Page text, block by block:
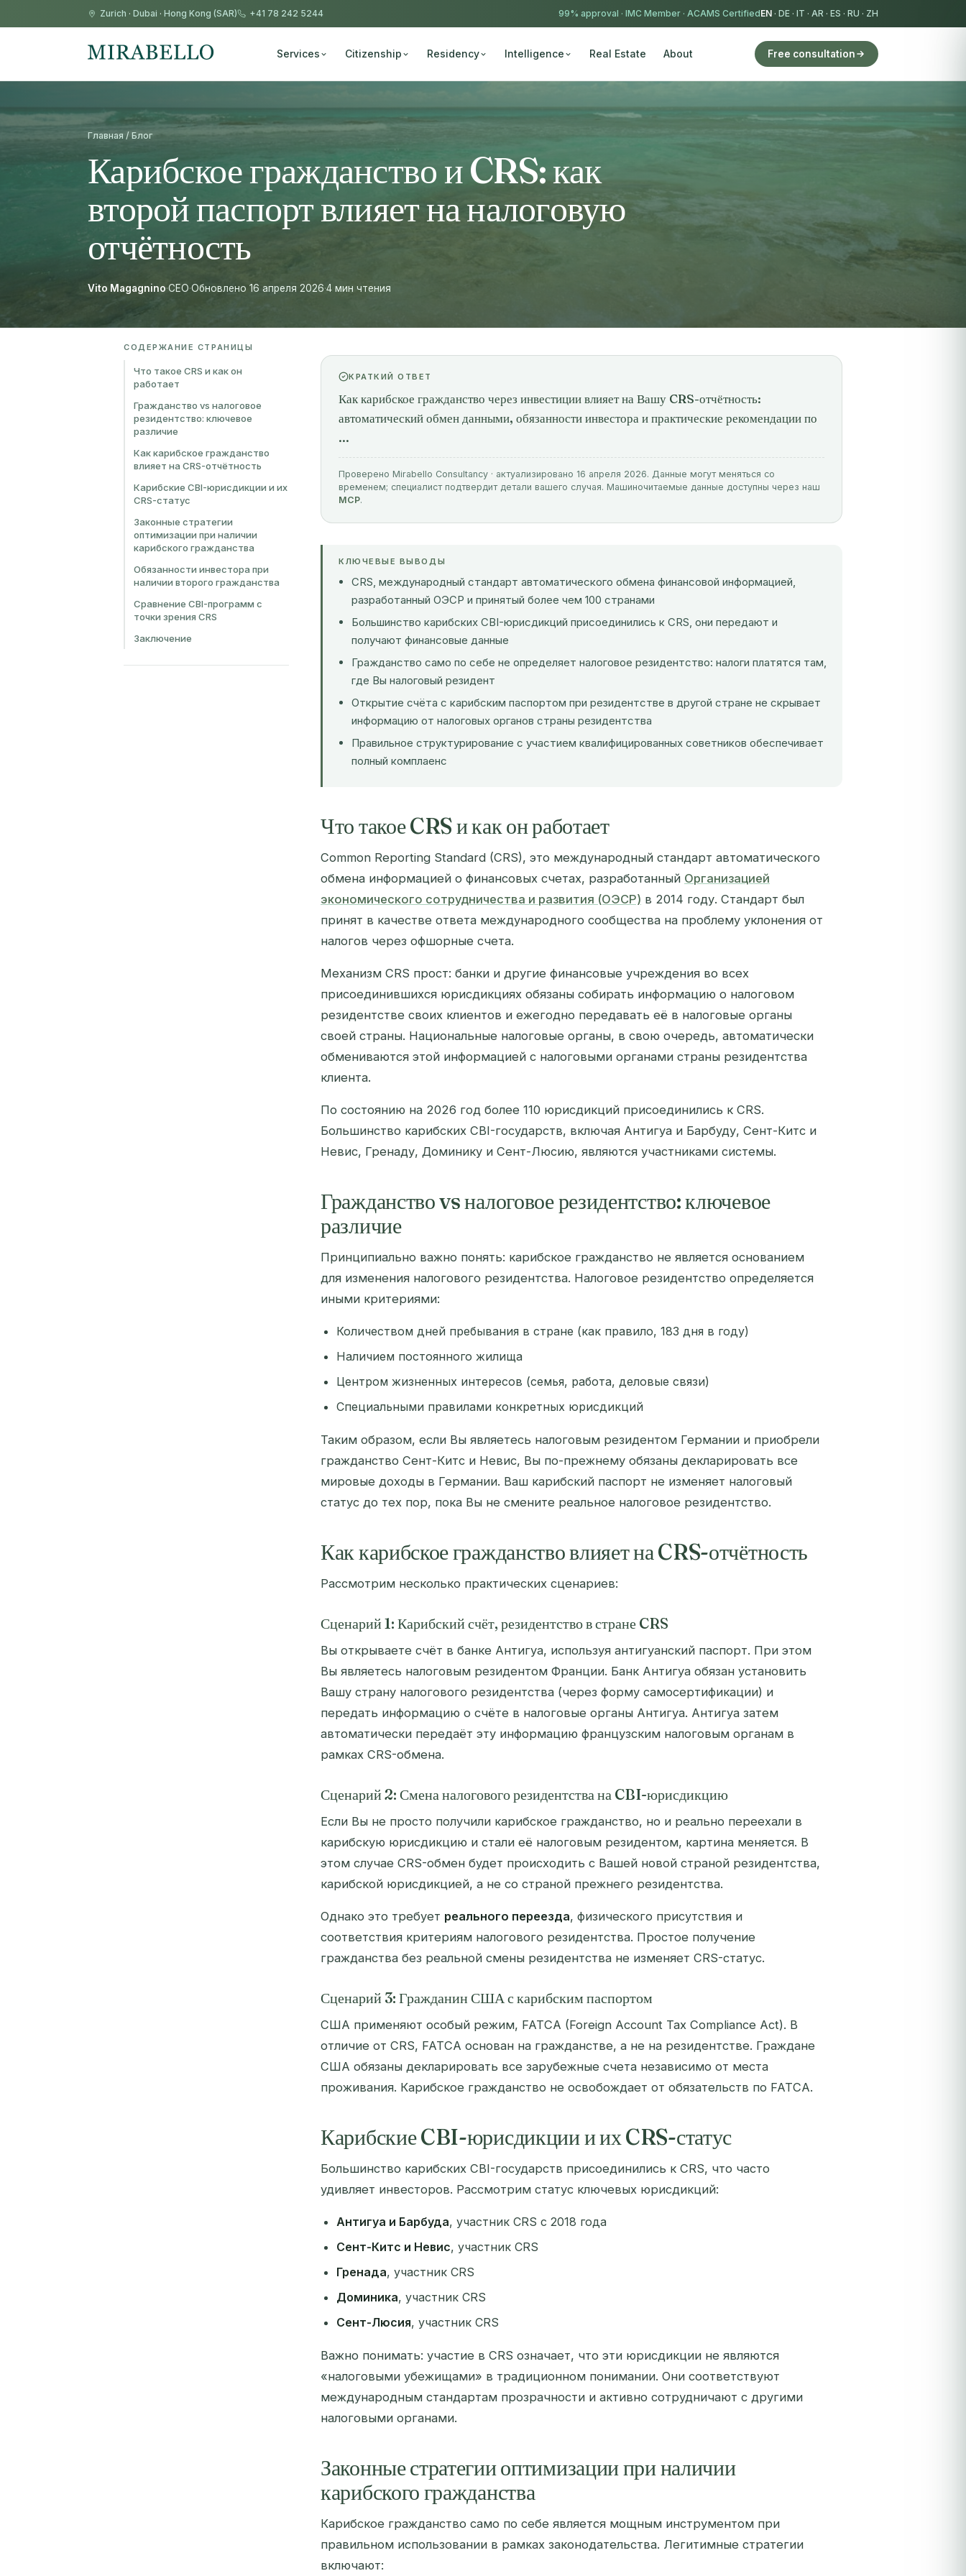
Zurich · Dubai · Hong Kong (SAR) +41 78 242 5244 99% approval · IMC Member · ACAMS CertifiedEN · DE · IT · AR · ES · RU · ZH
Services Citizenship Residency Intelligence Real Estate About Free consultation
Главная / Блог
Карибское гражданство и CRS: как
второй паспорт влияет на налоговую
отчётность
Vito Magagnino·CEO·Обновлено 16 апреля 2026·4 мин чтения
СОДЕРЖАНИЕ СТРАНИЦЫ
Что такое CRS и как он
работает
Гражданство vs налоговое
резидентство: ключевое
различие
Как карибское гражданство
влияет на CRS-отчётность
Карибские CBI-юрисдикции и их
CRS-статус
Законные стратегии
оптимизации при наличии
карибского гражданства
Обязанности инвестора при
наличии второго гражданства
Сравнение CBI-программ с
точки зрения CRS
Заключение
КРАТКИЙ ОТВЕТ
Как карибское гражданство через инвестиции влияет на Вашу CRS-отчётность:
автоматический обмен данными, обязанности инвестора и практические рекомендации по
...
Проверено Mirabello Consultancy · актуализировано 16 апреля 2026. Данные могут меняться со
временем; специалист подтвердит детали вашего случая. Машиночитаемые данные доступны через наш
MCP.
КЛЮЧЕВЫЕ ВЫВОДЫ
CRS, международный стандарт автоматического обмена финансовой информацией,
разработанный ОЭСР и принятый более чем 100 странами
Большинство карибских CBI-юрисдикций присоединились к CRS, они передают и
получают финансовые данные
Гражданство само по себе не определяет налоговое резидентство: налоги платятся там,
где Вы налоговый резидент
Открытие счёта с карибским паспортом при резидентстве в другой стране не скрывает
информацию от налоговых органов страны резидентства
Правильное структурирование с участием квалифицированных советников обеспечивает
полный комплаенс
Что такое CRS и как он работает
Common Reporting Standard (CRS), это международный стандарт автоматического
обмена информацией о финансовых счетах, разработанный Организацией
экономического сотрудничества и развития (ОЭСР) в 2014 году. Стандарт был
принят в качестве ответа международного сообщества на проблему уклонения от
налогов через офшорные счета.
Механизм CRS прост: банки и другие финансовые учреждения во всех
присоединившихся юрисдикциях обязаны собирать информацию о налоговом
резидентстве своих клиентов и ежегодно передавать её в налоговые органы
своей страны. Национальные налоговые органы, в свою очередь, автоматически
обмениваются этой информацией с налоговыми органами страны резидентства
клиента.
По состоянию на 2026 год более 110 юрисдикций присоединились к CRS.
Большинство карибских CBI-государств, включая Антигуа и Барбуду, Сент-Китс и
Невис, Гренаду, Доминику и Сент-Люсию, являются участниками системы.
Гражданство vs налоговое резидентство: ключевое
различие
Принципиально важно понять: карибское гражданство не является основанием
для изменения налогового резидентства. Налоговое резидентство определяется
иными критериями:
Количеством дней пребывания в стране (как правило, 183 дня в году)
Наличием постоянного жилища
Центром жизненных интересов (семья, работа, деловые связи)
Специальными правилами конкретных юрисдикций
Таким образом, если Вы являетесь налоговым резидентом Германии и приобрели
гражданство Сент-Китс и Невис, Вы по-прежнему обязаны декларировать все
мировые доходы в Германии. Ваш карибский паспорт не изменяет налоговый
статус до тех пор, пока Вы не смените реальное налоговое резидентство.
Как карибское гражданство влияет на CRS-отчётность
Рассмотрим несколько практических сценариев:
Сценарий 1: Карибский счёт, резидентство в стране CRS
Вы открываете счёт в банке Антигуа, используя антигуанский паспорт. При этом
Вы являетесь налоговым резидентом Франции. Банк Антигуа обязан установить
Вашу страну налогового резидентства (через форму самосертификации) и
передать информацию о счёте в налоговые органы Антигуа. Антигуа затем
автоматически передаёт эту информацию французским налоговым органам в
рамках CRS-обмена.
Сценарий 2: Смена налогового резидентства на CBI-юрисдикцию
Если Вы не просто получили карибское гражданство, но и реально переехали в
карибскую юрисдикцию и стали её налоговым резидентом, картина меняется. В
этом случае CRS-обмен будет происходить с Вашей новой страной резидентства,
карибской юрисдикцией, а не со страной прежнего резидентства.
Однако это требует реального переезда, физического присутствия и
соответствия критериям налогового резидентства. Простое получение
гражданства без реальной смены резидентства не изменяет CRS-статус.
Сценарий 3: Гражданин США с карибским паспортом
США применяют особый режим, FATCA (Foreign Account Tax Compliance Act). В
отличие от CRS, FATCA основан на гражданстве, а не на резидентстве. Граждане
США обязаны декларировать все зарубежные счета независимо от места
проживания. Карибское гражданство не освобождает от обязательств по FATCA.
Карибские CBI-юрисдикции и их CRS-статус
Большинство карибских CBI-государств присоединились к CRS, что часто
удивляет инвесторов. Рассмотрим статус ключевых юрисдикций:
Антигуа и Барбуда, участник CRS с 2018 года
Сент-Китс и Невис, участник CRS
Гренада, участник CRS
Доминика, участник CRS
Сент-Люсия, участник CRS
Важно понимать: участие в CRS означает, что эти юрисдикции не являются
«налоговыми убежищами» в традиционном понимании. Они соответствуют
международным стандартам прозрачности и активно сотрудничают с другими
налоговыми органами.
Законные стратегии оптимизации при наличии
карибского гражданства
Карибское гражданство само по себе является мощным инструментом при
правильном использовании в рамках законодательства. Легитимные стратегии
включают: